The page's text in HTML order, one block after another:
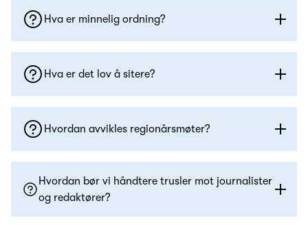
Hva er minnelig ordning?
Hva er det lov å sitere?
Hvordan avvikles regionårsmøter?
Hvordan bør vi håndtere trusler mot journalister
og redaktører?